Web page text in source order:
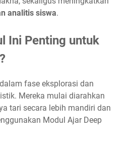
analitis siswa.
Ini Penting untuk
fase eksplorasi dan
Mereka mulai diarahkan
tari secara lebih mandiri dan
Modul Ajar Deep